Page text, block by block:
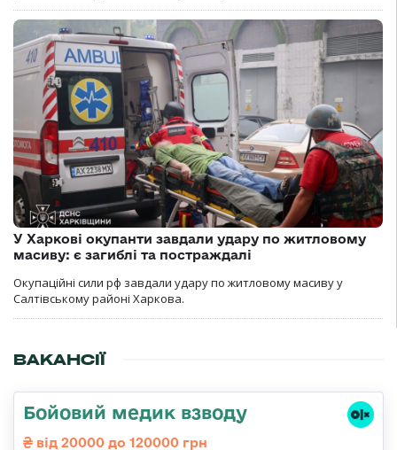
У Харкові окупанти завдали удару по житловому
масиву: є загиблі та постраждалі
Окупаційні сили рф завдали удару по житловому масиву у
Салтівському районі Харкова.
ВАКАНСІЇ
Бойовий медик взводу
від 20000 до 120000 грн